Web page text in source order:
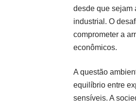
desde que sejam
industrial. O
comprometer a
econômicos.
A questão
equilíbrio entre
sensíveis. A